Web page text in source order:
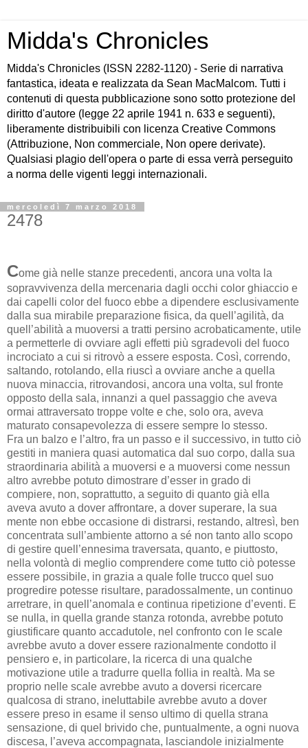
Midda's Chronicles
Midda's Chronicles (ISSN 2282-1120) - Serie di narrativa
fantastica, ideata e realizzata da Sean MacMalcom. Tutti i
contenuti di questa pubblicazione sono sotto protezione del
diritto d'autore (legge 22 aprile 1941 n. 633 e seguenti),
liberamente distribuibili con licenza Creative Commons
(Attribuzione, Non commerciale, Non opere derivate).
Qualsiasi plagio dell'opera o parte di essa verrà perseguito
a norma delle vigenti leggi internazionali.
mercoledì 7 marzo 2018
2478
Come già nelle stanze precedenti, ancora una volta la
sopravvivenza della mercenaria dagli occhi color ghiaccio e
dai capelli color del fuoco ebbe a dipendere esclusivamente
dalla sua mirabile preparazione fisica, da quell’agilità, da
quell’abilità a muoversi a tratti persino acrobaticamente, utile
a permetterle di ovviare agli effetti più sgradevoli del fuoco
incrociato a cui si ritrovò a essere esposta. Così, correndo,
saltando, rotolando, ella riuscì a ovviare anche a quella
nuova minaccia, ritrovandosi, ancora una volta, sul fronte
opposto della sala, innanzi a quel passaggio che aveva
ormai attraversato troppe volte e che, solo ora, aveva
maturato consapevolezza di essere sempre lo stesso.
Fra un balzo e l’altro, fra un passo e il successivo, in tutto ciò
gestiti in maniera quasi automatica dal suo corpo, dalla sua
straordinaria abilità a muoversi e a muoversi come nessun
altro avrebbe potuto dimostrare d’esser in grado di
compiere, non, soprattutto, a seguito di quanto già ella
aveva avuto a dover affrontare, a dover superare, la sua
mente non ebbe occasione di distrarsi, restando, altresì, ben
concentrata sull’ambiente attorno a sé non tanto allo scopo
di gestire quell’ennesima traversata, quanto, e piuttosto,
nella volontà di meglio comprendere come tutto ciò potesse
essere possibile, in grazia a quale folle trucco quel suo
progredire potesse risultare, paradossalmente, un continuo
arretrare, in quell’anomala e continua ripetizione d’eventi. E
se nulla, in quella grande stanza rotonda, avrebbe potuto
giustificare quanto accadutole, nel confronto con le scale
avrebbe avuto a dover essere razionalmente condotto il
pensiero e, in particolare, la ricerca di una qualche
motivazione utile a tradurre quella follia in realtà. Ma se
proprio nelle scale avrebbe avuto a doversi ricercare
qualcosa di strano, ineluttabile avrebbe avuto a dover
essere preso in esame il senso ultimo di quella strana
sensazione, di quel brivido che, puntualmente, a ogni nuova
discesa, l’aveva accompagnata, lasciandole inizialmente